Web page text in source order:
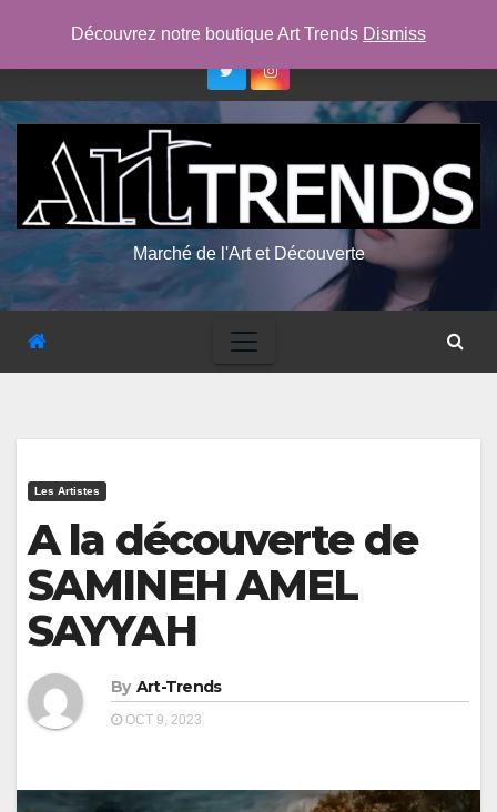
dim. Août 9th, 2026 5:59:50 AM
Marché de l'Art et Découverte
Les Artistes
A la découverte de
SAMINEH AMEL
SAYYAH
By Art-Trends
OCT 9, 2023
Découvrez notre boutique Art Trends Dismiss